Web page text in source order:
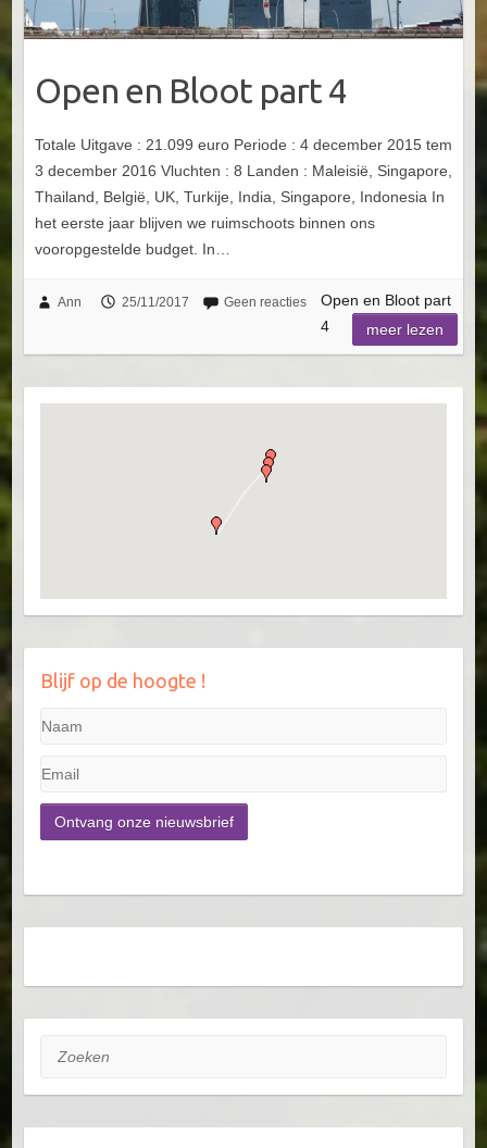
Open en Bloot part 4
Totale Uitgave : 21.099 euro Periode : 4 december 2015 tem
3 december 2016 Vluchten : 8 Landen : Maleisië, Singapore,
Thailand, België, UK, Turkije, India, Singapore, Indonesia In
het eerste jaar blijven we ruimschoots binnen ons
vooropgestelde budget. In…
Ann 25/11/2017 Geen reacties
Open en Bloot part
4
meer lezen
Blijf op de hoogte !
Zoeken